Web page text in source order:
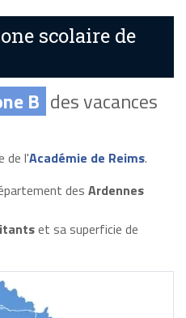
scolaire de
B des vacances
de l'Académie de Reims.
des Ardennes
et sa superficie de